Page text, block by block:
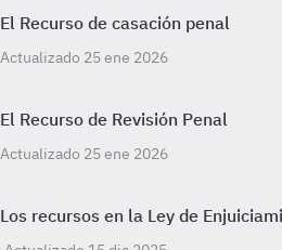
El Recurso de casación penal
Actualizado 25 ene 2026
El Recurso de Revisión Penal
Actualizado 25 ene 2026
Los recursos en la Ley de